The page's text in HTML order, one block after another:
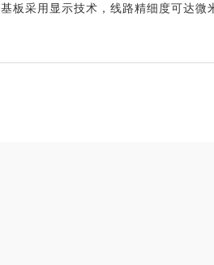
基板采用显示技术，线路精细度可达微